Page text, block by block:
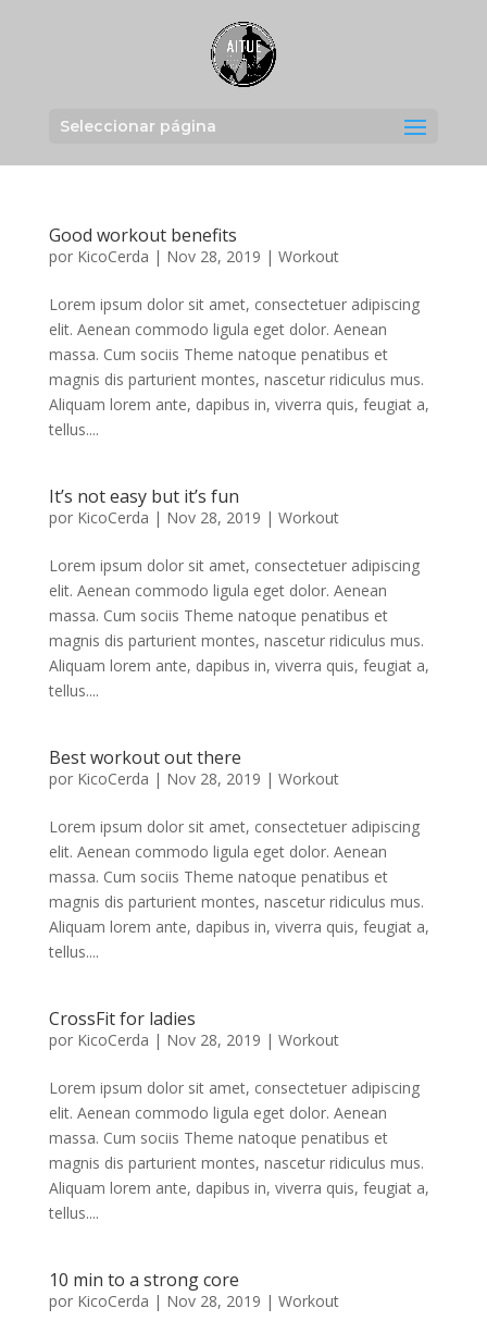
Seleccionar página
Good workout benefits
por KicoCerda | Nov 28, 2019 | Workout
Lorem ipsum dolor sit amet, consectetuer adipiscing
elit. Aenean commodo ligula eget dolor. Aenean
massa. Cum sociis Theme natoque penatibus et
magnis dis parturient montes, nascetur ridiculus mus.
Aliquam lorem ante, dapibus in, viverra quis, feugiat a,
tellus....
It’s not easy but it’s fun
por KicoCerda | Nov 28, 2019 | Workout
Lorem ipsum dolor sit amet, consectetuer adipiscing
elit. Aenean commodo ligula eget dolor. Aenean
massa. Cum sociis Theme natoque penatibus et
magnis dis parturient montes, nascetur ridiculus mus.
Aliquam lorem ante, dapibus in, viverra quis, feugiat a,
tellus....
Best workout out there
por KicoCerda | Nov 28, 2019 | Workout
Lorem ipsum dolor sit amet, consectetuer adipiscing
elit. Aenean commodo ligula eget dolor. Aenean
massa. Cum sociis Theme natoque penatibus et
magnis dis parturient montes, nascetur ridiculus mus.
Aliquam lorem ante, dapibus in, viverra quis, feugiat a,
tellus....
CrossFit for ladies
por KicoCerda | Nov 28, 2019 | Workout
Lorem ipsum dolor sit amet, consectetuer adipiscing
elit. Aenean commodo ligula eget dolor. Aenean
massa. Cum sociis Theme natoque penatibus et
magnis dis parturient montes, nascetur ridiculus mus.
Aliquam lorem ante, dapibus in, viverra quis, feugiat a,
tellus....
10 min to a strong core
por KicoCerda | Nov 28, 2019 | Workout